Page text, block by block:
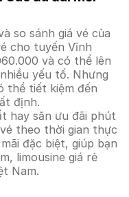
so sánh giá vé của
cho tuyến Vĩnh
và có thể lên
yếu tố. Nhưng
thể tiết kiệm đến
định.
hay săn ưu đãi phút
theo thời gian thực
đặc biệt, giúp bạn
limousine giá rẻ
Nam.